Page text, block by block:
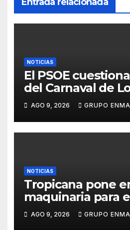
NOTICIAS
El PSOE
del Carnaval de
Aridane y reclama
control del gasto
AGO 9, 2026 GRUPO
NOTICIAS
Tropicana pone
maquinaria para
2027 con los
ensayos de Lucas
AGO 9, 2026 GRUPO